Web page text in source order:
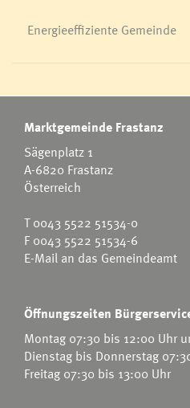
Energieeffiziente Gemeinde
Marktgemeinde Frastanz
Sägenplatz 1
A-6820 Frastanz
Österreich
T0043 5522 51534-0
F 0043 5522 51534-6
E-Mail an das Gemeindeamt
Öffnungszeiten
Montag 07:30 bis 12:00 Uhr
Dienstag bis Donnerstag
Freitag 07:30 bis 13:00 Uhr